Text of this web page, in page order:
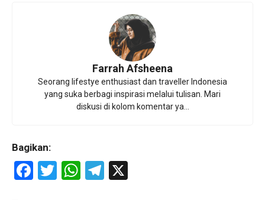
Farrah Afsheena
Seorang lifestye enthusiast dan traveller Indonesia
yang suka berbagi inspirasi melalui tulisan. Mari
diskusi di kolom komentar ya...
Bagikan:
F
T
W T